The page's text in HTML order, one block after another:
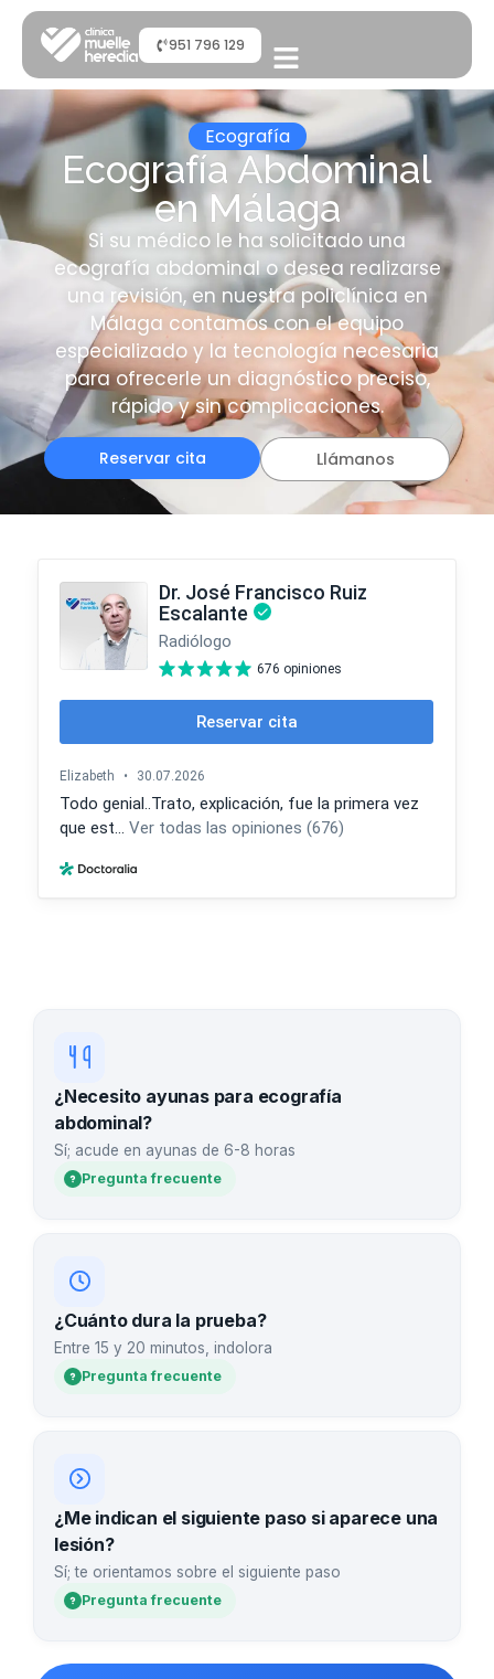
951 796 129
Ecografía
Ecografía Abdominal
en Málaga
Si su médico le ha solicitado una
ecografía abdominal o desea realizarse
una revisión, en nuestra policlínica en
Málaga contamos con el equipo
especializado y la tecnología necesaria
para ofrecerle un diagnóstico preciso,
rápido y sin complicaciones.
Reservar cita Llámanos
¿Necesito ayunas para ecografía
abdominal?
Sí; acude en ayunas de 6-8 horas
Pregunta frecuente
¿Cuánto dura la prueba?
Entre 15 y 20 minutos, indolora
Pregunta frecuente
¿Me indican el siguiente paso si aparece una
lesión?
Sí; te orientamos sobre el siguiente paso
Pregunta frecuente